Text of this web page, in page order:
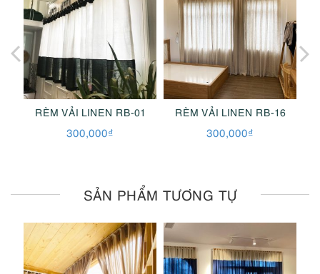
RÈM VẢI LINEN RB-01
300,000₫
RÈM VẢI LINEN RB-16
300,000₫
SẢN PHẨM TƯƠNG TỰ